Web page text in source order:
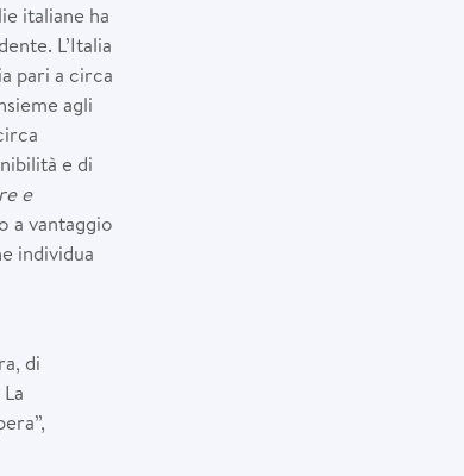
italiane ha
L’Italia
pari a circa
agli
e di
e
a vantaggio
individua
di